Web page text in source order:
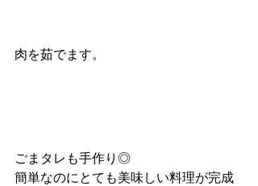
肉を茹でます。
ごまタレも手作り◎
簡単なのにとても美味しい料理が完成